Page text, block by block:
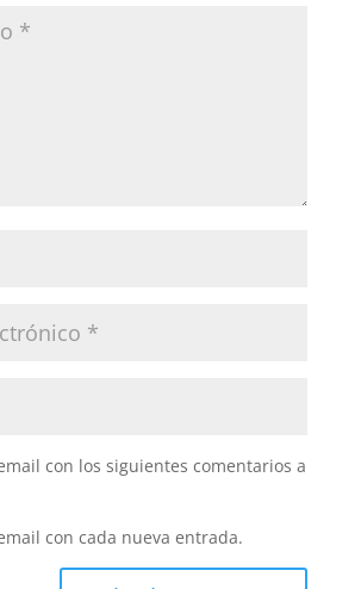
con los siguientes comentarios a
con cada nueva entrada.